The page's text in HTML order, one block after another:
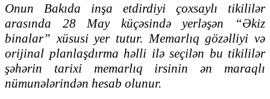
Onun Bakıda inşa etdirdiyi çoxsaylı tikililər
arasında 28 May küçəsində yerləşən “Əkiz
binalar” xüsusi yer tutur. Memarlıq gözəlliyi və
orijinal planlaşdırma həlli ilə seçilən bu tikililər
şəhərin tarixi memarlıq irsinin ən maraqlı
nümunələrindən hesab olunur.